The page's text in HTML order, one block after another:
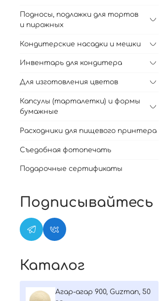
Подносы, подложки для тортов
и пирожных
Кондитерские насадки и мешки
Инвентарь для кондитера
Для изготовления цветов
Капсулы (тарталетки) и формы
бумажные
Расходники для пищевого принтера
Съедобная фотопечать
Подарочные сертификаты
Подписывайтесь
Каталог
Агар-агар 900, Guzman, 50